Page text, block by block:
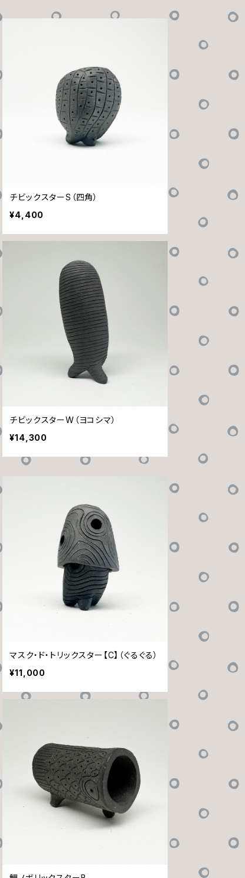
チビックスターS（四角）
¥4,400
チビックスターW（ヨコシマ）
¥14,300
マスク・ド・トリックスター【C】（ぐるぐる）
¥11,000